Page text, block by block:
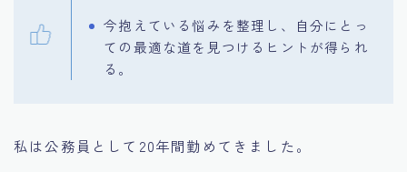
今抱えている悩みを整理し、自分にとっ
ての最適な道を見つけるヒントが得られ
る。
私は公務員として20年間勤めてきました。